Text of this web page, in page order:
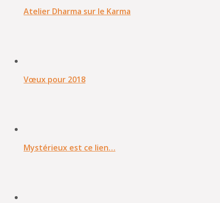
Atelier Dharma sur le Karma
Vœux pour 2018
Mystérieux est ce lien…